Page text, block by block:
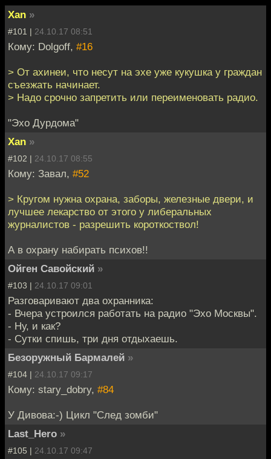
Xan »
#101 | 24.10.17 08:51
Кому: Dolgoff, #16
> От ахинеи, что несут на эхе уже кукушка у граждан
съезжать начинает.
> Надо срочно запретить или переименовать радио.
"Эхо Дурдома"
Xan »
#102 | 24.10.17 08:55
Кому: Завал, #52
> Кругом нужна охрана, заборы, железные двери, и
лучшее лекарство от этого у либеральных
журналистов - разрешить короткоствол!
А в охрану набирать психов!!
Ойген Савойский »
#103 | 24.10.17 09:01
Разговаривают два охранника:
- Вчера устроился работать на радио "Эхо Москвы".
- Ну, и как?
- Сутки спишь, три дня отдыхаешь.
Безоружный Бармалей »
#104 | 24.10.17 09:17
Кому: stary_dobry, #84
У Дивова:-) Цикл "След зомби"
Last_Hero »
#105 | 24.10.17 09:47